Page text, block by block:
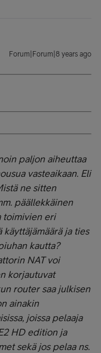
Forum|Forum|8 years ago
paljon aiheuttaa
vasteaikaan. Eli
ne sitten
päällekkäinen
toimivien eri
käyttäjämäärä ja ties
kautta?
NAT voi
korjautuvat
router saa julkisen
ainakin
joissa pelaaja
HD edition ja
sekä jos pelaa ns.